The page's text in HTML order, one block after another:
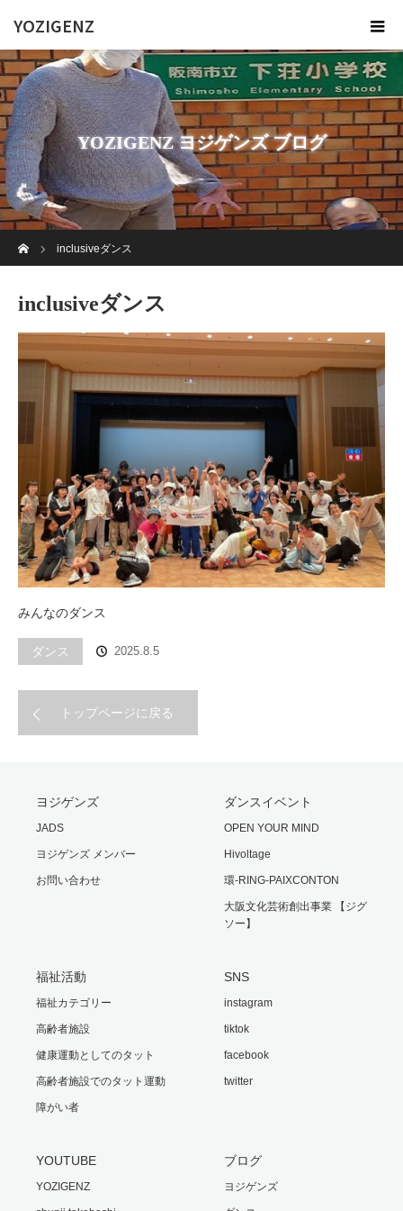
YOZIGENZ
YOZIGENZ ヨジゲンズ ブログ
inclusiveダンス
inclusiveダンス
みんなのダンス
ダンス 2025.8.5
トップページに戻る
ヨジゲンズ
JADS
ヨジゲンズ メンバー
お問い合わせ
ダンスイベント
OPEN YOUR MIND
Hivoltage
環-RING-PAIXCONTON
大阪文化芸術創出事業 【ジグ
ソー】
福祉活動
福祉カテゴリー
高齢者施設
健康運動としてのタット
高齢者施設でのタット運動
障がい者
SNS
instagram
tiktok
facebook
twitter
YOUTUBE
YOZIGENZ
ブログ
ヨジゲンズ